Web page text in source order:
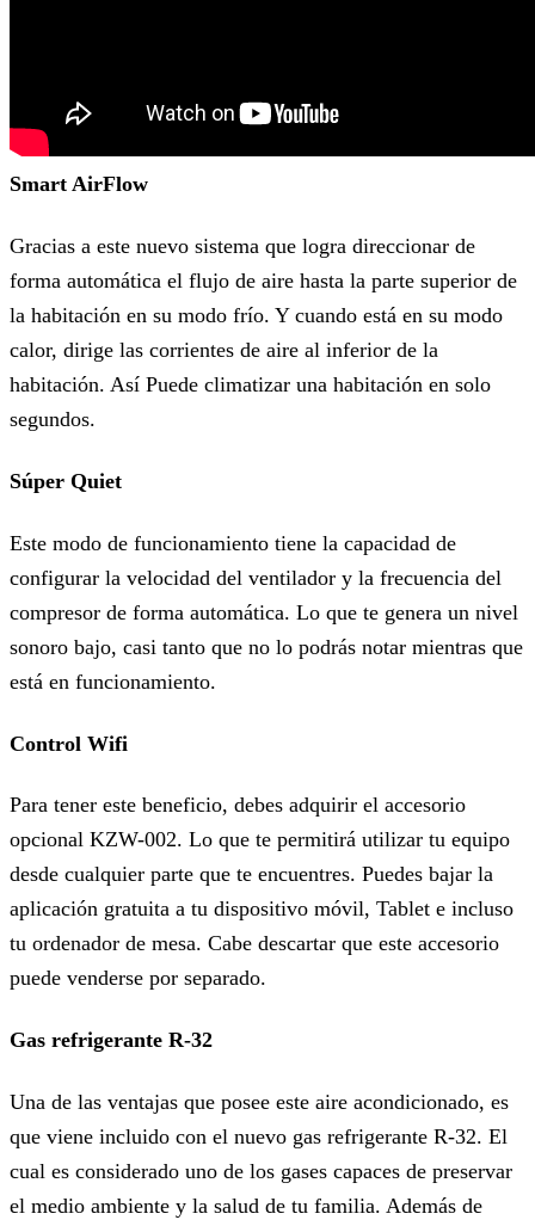
Smart AirFlow
Gracias a este nuevo sistema que logra direccionar de
forma automática el flujo de aire hasta la parte superior de
la habitación en su modo frío. Y cuando está en su modo
calor, dirige las corrientes de aire al inferior de la
habitación. Así Puede climatizar una habitación en solo
segundos.
Súper Quiet
Este modo de funcionamiento tiene la capacidad de
configurar la velocidad del ventilador y la frecuencia del
compresor de forma automática. Lo que te genera un nivel
sonoro bajo, casi tanto que no lo podrás notar mientras que
está en funcionamiento.
Control Wifi
Para tener este beneficio, debes adquirir el accesorio
opcional KZW-002. Lo que te permitirá utilizar tu equipo
desde cualquier parte que te encuentres. Puedes bajar la
aplicación gratuita a tu dispositivo móvil, Tablet e incluso
tu ordenador de mesa. Cabe descartar que este accesorio
puede venderse por separado.
Gas refrigerante R-32
Una de las ventajas que posee este aire acondicionado, es
que viene incluido con el nuevo gas refrigerante R-32. El
cual es considerado uno de los gases capaces de preservar
el medio ambiente y la salud de tu familia. Además de